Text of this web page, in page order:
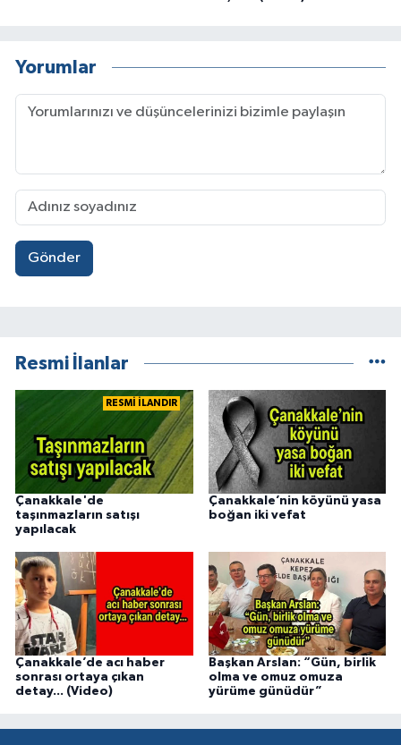
Yorumlar
Gönder
Resmi İlanlar
RESMİ İLANDIR
Çanakkale'de
taşınmazların satışı
yapılacak
Çanakkale’nin köyünü yasa
boğan iki vefat
Çanakkale’de acı haber
sonrası ortaya çıkan
detay... (Video)
Başkan Arslan: “Gün, birlik
olma ve omuz omuza
yürüme günüdür”